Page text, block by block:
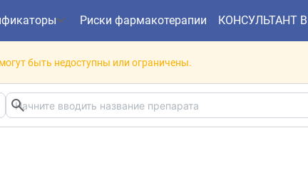
Риски фармакотерапии КОНСУЛЬТАНТ
быть недоступны или ограничены.